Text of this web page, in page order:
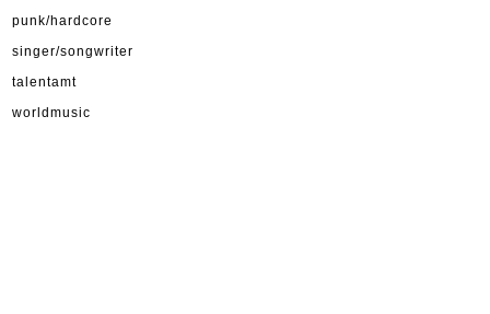
punk/hardcore
singer/songwriter
talentamt
worldmusic